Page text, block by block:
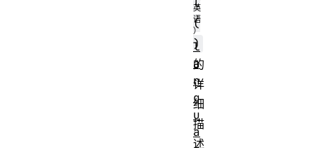
(
)
的
详
细
描
述
l
a
n
g
u
a